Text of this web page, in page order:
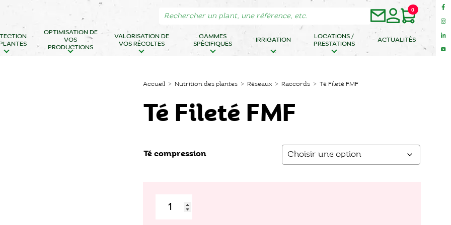
0
OPTIMISATION DE
VOS
PRODUCTIONS
VALORISATION DE
VOS RÉCOLTES
GAMMES
SPÉCIFIQUES
IRRIGATION
LOCATIONS /
PRESTATIONS
ACTUALITÉS
Accueil > Nutrition des plantes > Réseaux > Raccords > Té Fileté FMF
Té Fileté FMF
Té compression